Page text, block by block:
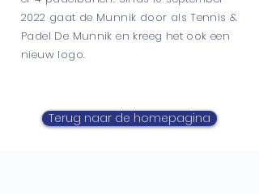
2022 gaat de Munnik door als Tennis &
Padel De Munnik en kreeg het ook een
nieuw logo.
Terug naar de homepagina